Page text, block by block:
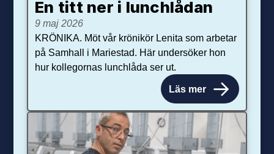
En titt ner i lunchlådan
9 maj 2026
KRÖNIKA. Möt vår krönikör Lenita som arbetar
på Samhall i Mariestad. Här undersöker hon
hur kollegornas lunchlåda ser ut.
Läs mer